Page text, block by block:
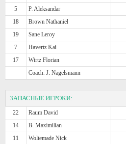
5
P. Aleksandar
18
Brown Nathaniel
19
Sane Leroy
7
Havertz Kai
17
Wirtz Florian
Coach: J. Nagelsmann
ЗАПАСНЫЕ ИГРОКИ:
22 Raum David
14
B. Maximilian
11
Woltemade Nick